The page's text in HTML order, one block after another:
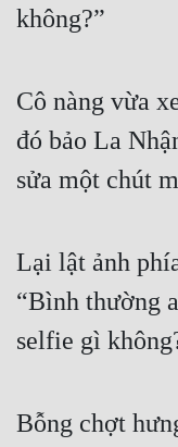
không?”
Cô nàng vừa
đó bảo La
sửa một chút
Lại lật ảnh
“Bình thường
selfie gì
Bỗng chợt